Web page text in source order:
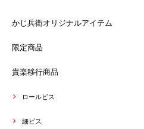
かじ兵衛オリジナルアイテム
限定商品
貴楽移行商品
ロールビス
細ビス